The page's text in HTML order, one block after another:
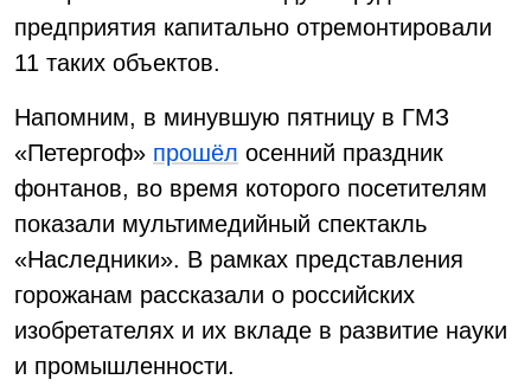
предприятия капитально отремонтировали
11 таких объектов.
Напомним, в минувшую пятницу в ГМЗ
«Петергоф» прошёл осенний праздник
фонтанов, во время которого посетителям
показали мультимедийный спектакль
«Наследники». В рамках представления
горожанам рассказали о российских
изобретателях и их вкладе в развитие науки
и промышленности.